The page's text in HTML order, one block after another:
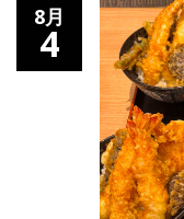
8月
4